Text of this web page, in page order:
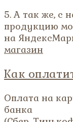
5. А так же, с
продукцию
на
магазин
Как
Оплата на
банка